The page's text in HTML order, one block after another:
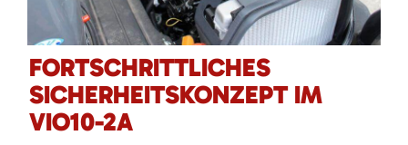
FORTSCHRITTLICHES
SICHERHEITSKONZEPT IM
VIO10-2A